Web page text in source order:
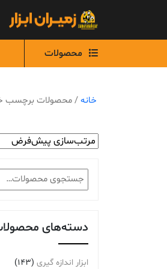
محصولات
خانه/ محصولات برچسب
جستجو
برای:
دسته‌های
ابزار اندازه گیری (143)